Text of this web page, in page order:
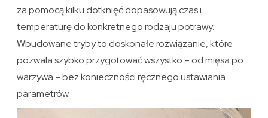
za pomocą kilku dotknięć dopasowują czas i
temperaturę do konkretnego rodzaju potrawy.
Wbudowane tryby to doskonałe rozwiązanie, które
pozwala szybko przygotować wszystko – od mięsa po
warzywa – bez konieczności ręcznego ustawiania
parametrów.